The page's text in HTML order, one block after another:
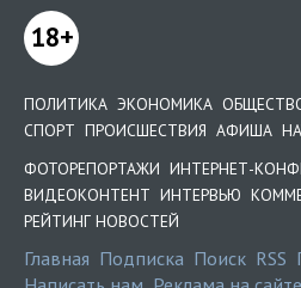
18+
ПОЛИТИКА ЭКОНОМИКА
СПОРТ ПРОИСШЕСТВИЯ АФИША
ФОТОРЕПОРТАЖИ ИНТЕРНЕТ-
ВИДЕОКОНТЕНТ ИНТЕРВЬЮ
РЕЙТИНГ НОВОСТЕЙ
Главная Подписка Поиск RSS